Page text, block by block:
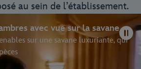
au sein de l’établissement.
avec vue sur la savane
sur une savane luxuriante, qui